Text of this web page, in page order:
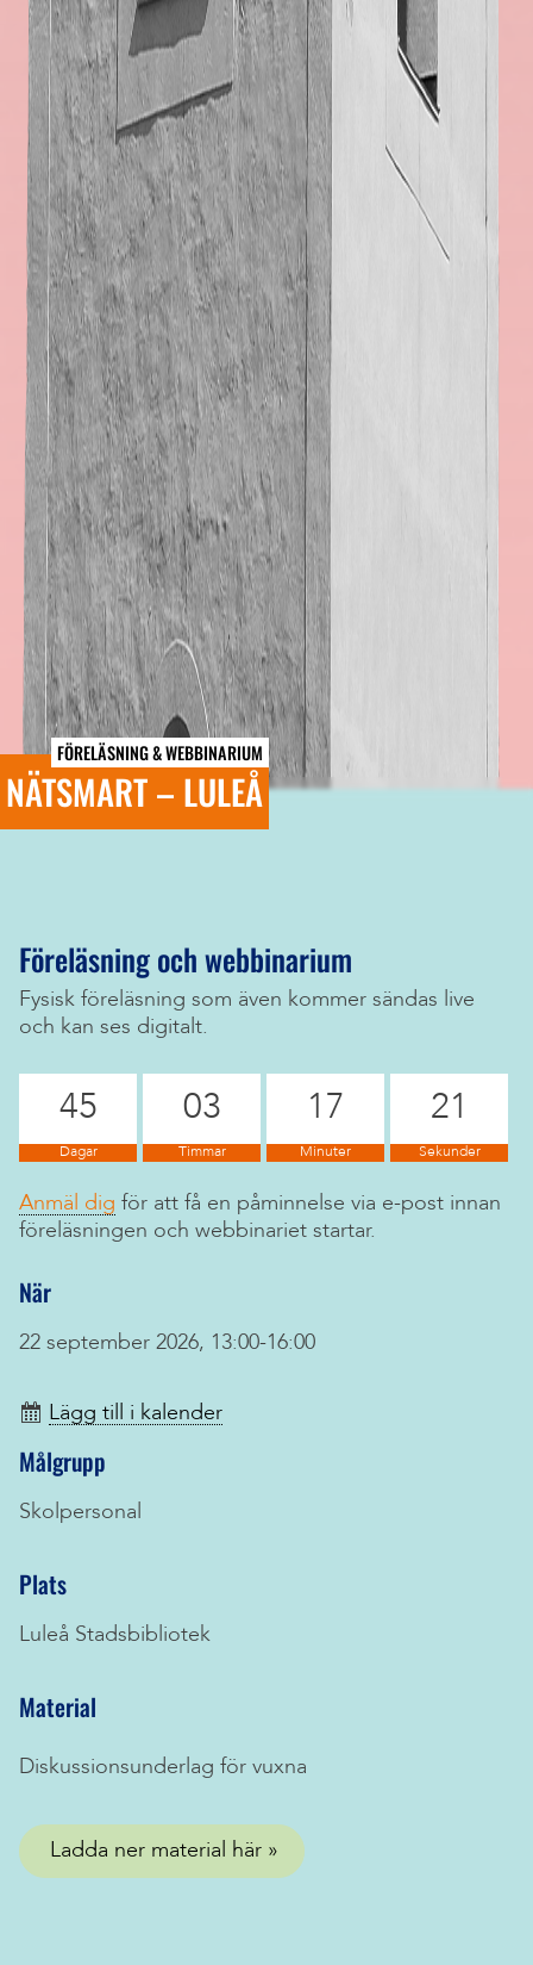
FÖRELÄSNING & WEBBINARIUM
NÄTSMART – LULEÅ
Föreläsning och webbinarium
Fysisk föreläsning som även kommer sändas live
och kan ses digitalt.
45
Dagar
03
Timmar
17
Minuter
20
Sekunder
Anmäl dig för att få en påminnelse via e-post innan
föreläsningen och webbinariet startar.
När
22 september 2026, 13:00-16:00
Lägg till i kalender
Målgrupp
Skolpersonal
Plats
Luleå Stadsbibliotek
Material
Diskussionsunderlag för vuxna
Ladda ner material här